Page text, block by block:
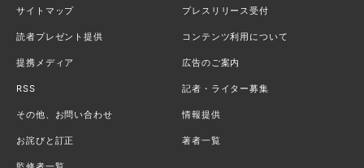
サイトマップ プレスリリース受付
読者プレゼント提供 コンテンツ利用について
提携メディア 広告のご案内
RSS 記者・ライター募集
その他、お問い合わせ 情報提供
お詫びと訂正 著者一覧